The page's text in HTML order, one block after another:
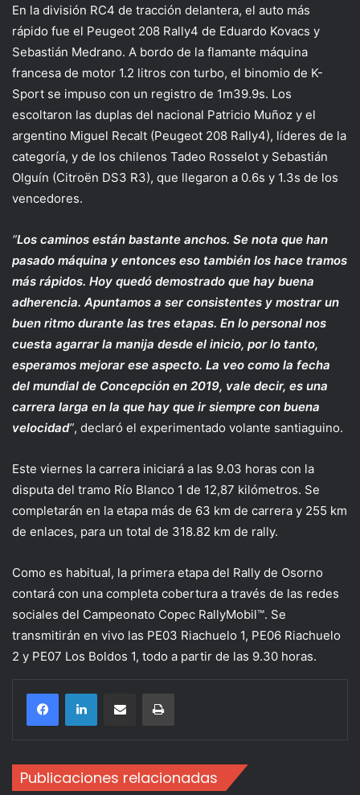
En la división RC4 de tracción delantera, el auto más
rápido fue el Peugeot 208 Rally4 de Eduardo Kovacs y
Sebastián Medrano. A bordo de la flamante máquina
francesa de motor 1.2 litros con turbo, el binomio de K-
Sport se impuso con un registro de 1m39.9s. Los
escoltaron las duplas del nacional Patricio Muñoz y el
argentino Miguel Recalt (Peugeot 208 Rally4), líderes de la
categoría, y de los chilenos Tadeo Rosselot y Sebastián
Olguín (Citroën DS3 R3), que llegaron a 0.6s y 1.3s de los
vencedores.
“Los caminos están bastante anchos. Se nota que han
pasado máquina y entonces eso también los hace tramos
más rápidos. Hoy quedó demostrado que hay buena
adherencia. Apuntamos a ser consistentes y mostrar un
buen ritmo durante las tres etapas. En lo personal nos
cuesta agarrar la manija desde el inicio, por lo tanto,
esperamos mejorar ese aspecto. La veo como la fecha
del mundial de Concepción en 2019, vale decir, es una
carrera larga en la que hay que ir siempre con buena
velocidad”, declaró el experimentado volante santiaguino.
Este viernes la carrera iniciará a las 9.03 horas con la
disputa del tramo Río Blanco 1 de 12,87 kilómetros. Se
completarán en la etapa más de 63 km de carrera y 255 km
de enlaces, para un total de 318.82 km de rally.
Como es habitual, la primera etapa del Rally de Osorno
contará con una completa cobertura a través de las redes
sociales del Campeonato Copec RallyMobil™. Se
transmitirán en vivo las PE03 Riachuelo 1, PE06 Riachuelo
2 y PE07 Los Boldos 1, todo a partir de las 9.30 horas.
Compartir por correo electrónicoImprimir
Publicaciones relacionadas